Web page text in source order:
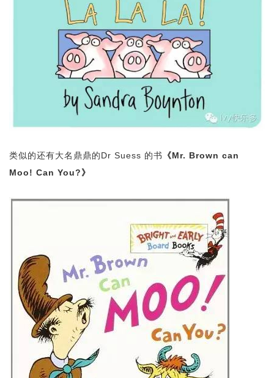
类似的还有大名鼎鼎的Dr Suess 的书
《Mr. Brown can
Moo! Can You?》